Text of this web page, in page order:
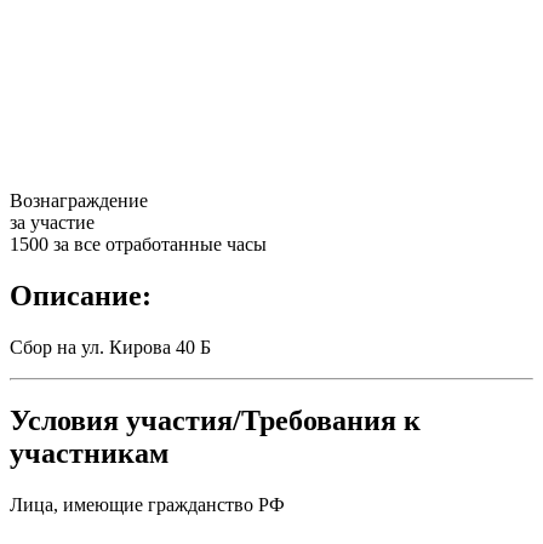
Вознаграждение
за участие
1500 за все отработанные часы
Описание:
Сбор на ул. Кирова 40 Б
Условия участия/Требования к
участникам
Лица, имеющие гражданство РФ